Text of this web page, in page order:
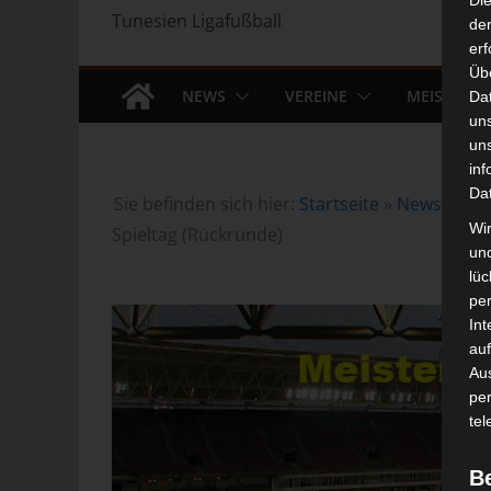
Tunesien Ligafußball
NEWS VEREINE
Sie befinden sich hier: Startseite » News
Spieltag (Rückrunde)